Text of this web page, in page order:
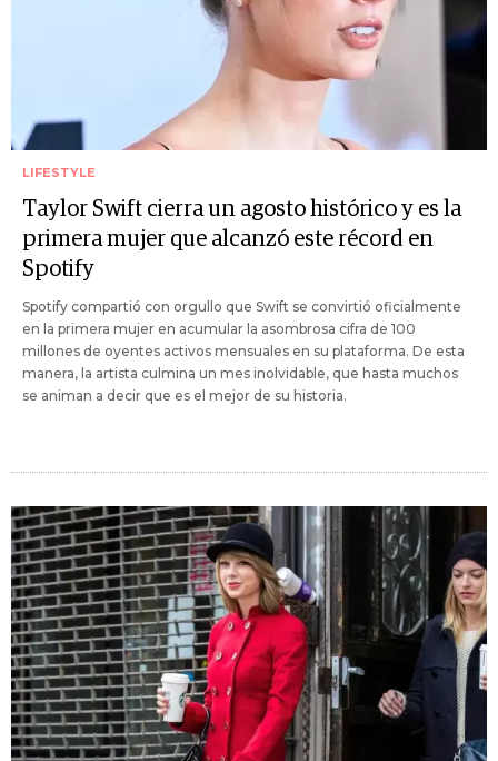
LIFESTYLE
Taylor Swift cierra un agosto histórico y es la
primera mujer que alcanzó este récord en
Spotify
Spotify compartió con orgullo que Swift se convirtió oficialmente
en la primera mujer en acumular la asombrosa cifra de 100
millones de oyentes activos mensuales en su plataforma. De esta
manera, la artista culmina un mes inolvidable, que hasta muchos
se animan a decir que es el mejor de su historia.